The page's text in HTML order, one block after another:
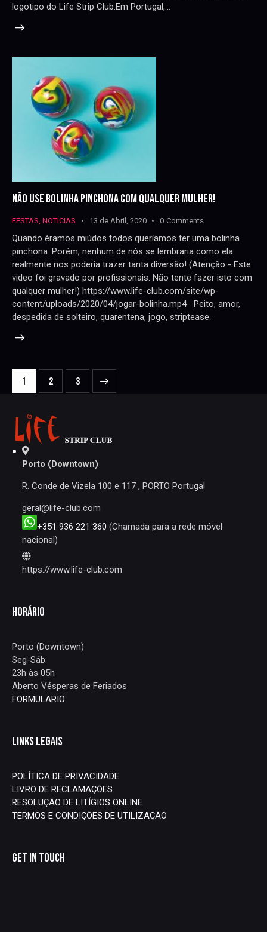
logotipo do Life Strip Club.Em Portugal,…
NÃO USE BOLINHA PINCHONA COM QUALQUER MULHER!
FESTAS NOTICIAS 13 de Abril, 2020 0 Comments
Quando éramos miúdos todos queríamos ter uma bolinha
pinchona. Porém, nenhum de nós se lembraria como ela
realmente nos poderia trazer tanta diversão! (Atenção - Este
video foi gravado por profissionais. Não tente fazer isto com
qualquer mulher!) https://www.life-club.com/site/wp-
content/uploads/2020/04/jogar-bolinha.mp4 Peito, amor,
despedida de solteiro, quarentena, jogo, striptease.
NAVEGAÇÃO
DE
Page
1 Page
2 Page
3
Porto (Downtown)
R. Conde de Vizela 100 e 117 , PORTO Portugal
geral@life-club.com
+351 936 221 360(Chamada para a rede móvel
nacional)
https://www.life-club.com
HORÁRIO
Porto (Downtown)
Seg-Sáb:
23h às 05h
Aberto Vésperas de Feriados
FORMULARIO
LINKS LEGAIS
POLÍTICA DE PRIVACIDADE
LIVRO DE RECLAMAÇÕES
RESOLUÇÃO DE LITÍGIOS ONLINE
TERMOS E CONDIÇÕES DE UTILIZAÇÃO
GET IN TOUCH